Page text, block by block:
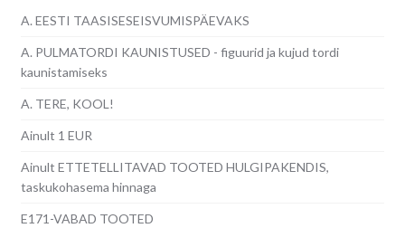
A. EESTI TAASISESEISVUMISPÄEVAKS
A. PULMATORDI KAUNISTUSED - figuurid ja kujud tordi
kaunistamiseks
A. TERE, KOOL!
Ainult 1 EUR
Ainult ETTETELLITAVAD TOOTED HULGIPAKENDIS,
taskukohasema hinnaga
E171-VABAD TOOTED